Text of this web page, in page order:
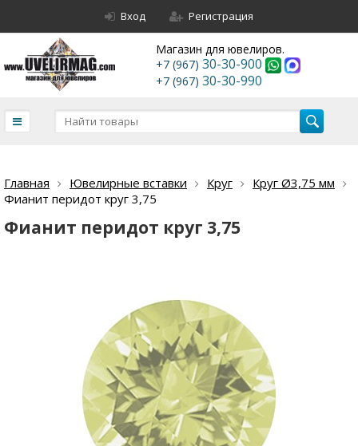
Вход Регистрация
Магазин для ювелиров.
+7 (967) 30-30-900
+7 (967) 30-30-990
Главная Ювелирные вставки Круг
Круг Ø3,75 мм
Фианит перидот круг 3,75
Фианит перидот круг 3,75